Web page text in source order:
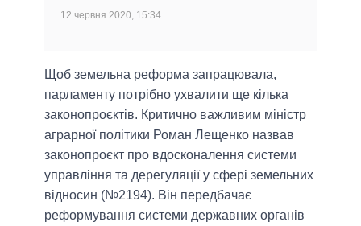
12 червня 2020, 15:34
Щоб земельна реформа запрацювала,
парламенту потрібно ухвалити ще кілька
законопроєктів. Критично важливим міністр
аграрної політики Роман Лещенко назвав
законопроєкт про вдосконалення системи
управління та дерегуляції у сфері земельних
відносин (№2194). Він передбачає
реформування системи державних органів